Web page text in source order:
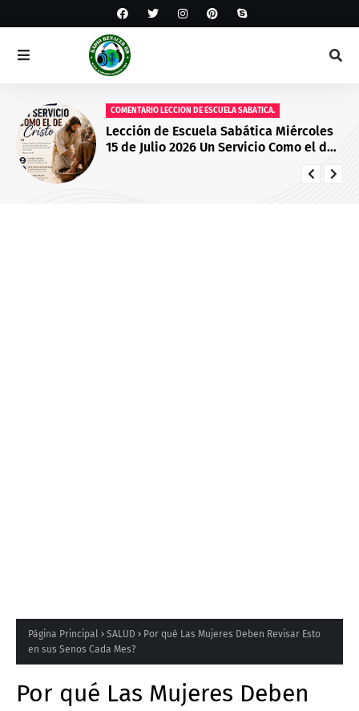
COMENTARIO LECCION DE ESCUELA SABATICA.
Lección de Escuela Sabática Miércoles
15 de Julio 2026 Un Servicio Como el de
Página Principal SALUD
Por qué Las Mujeres Deben Revisar Esto
en sus Senos Cada Mes?
Por qué Las Mujeres Deben